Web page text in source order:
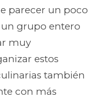
parecer un poco
grupo entero
muy
estos
también
con más